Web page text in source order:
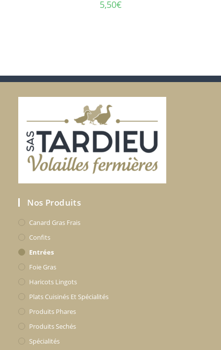
5,50€
Nos Produits
Canard Gras Frais
Confits
Entrées
Foie Gras
Haricots Lingots
Plats Cuisinés Et Spécialités
Produits Phares
Produits Sechés
Spécialités